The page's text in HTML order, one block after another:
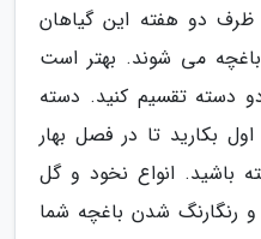
ظرف دو هفته این گیاهان
می شوند. بهتر است
دسته تقسیم کنید. دسته
بکارید تا در فصل بهار
باشید. انواع نخود و گل
رنگارنگ شدن باغچه شما